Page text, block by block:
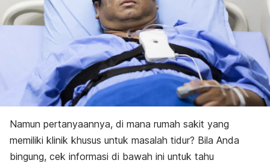
Namun pertanyaannya, di mana rumah sakit yang
memiliki klinik khusus untuk masalah tidur? Bila Anda
bingung, cek informasi di bawah ini untuk tahu